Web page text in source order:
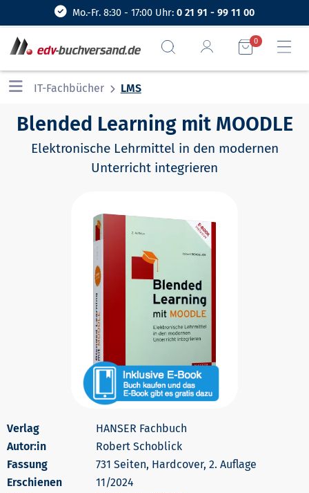
Mo.-Fr. 8:30 - 17:00 Uhr: 0 21 91 - 99 11 00
0
IT-Fachbücher LMS
Blended Learning mit MOODLE
Elektronische Lehrmittel in den modernen
Unterricht integrieren
HANSER Fachbuch
Autor:in
Robert Schoblick
731 Seiten, Hardcover, 2. Auflage
Erschienen
11/2024